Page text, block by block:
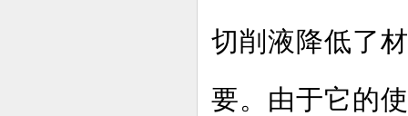
切削液降低了
要。由于它的